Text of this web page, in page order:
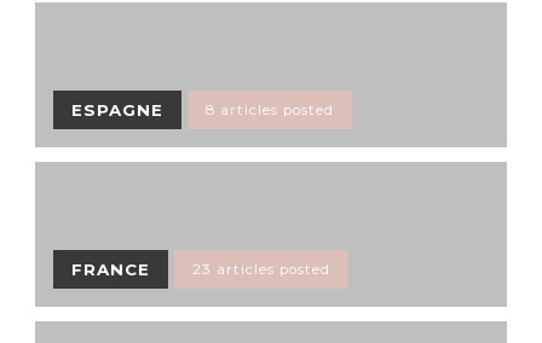
ESPAGNE 8 articles posted
FRANCE 23 articles posted